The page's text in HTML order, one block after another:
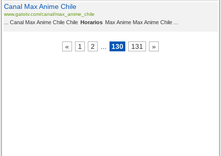
Canal Max Anime Chile
www.gatotv.com/canal/max_anime_chile
... Canal Max Anime Chile Chile Horarios Max Anime Max Anime Chile ...
« 1 2 130 131 »